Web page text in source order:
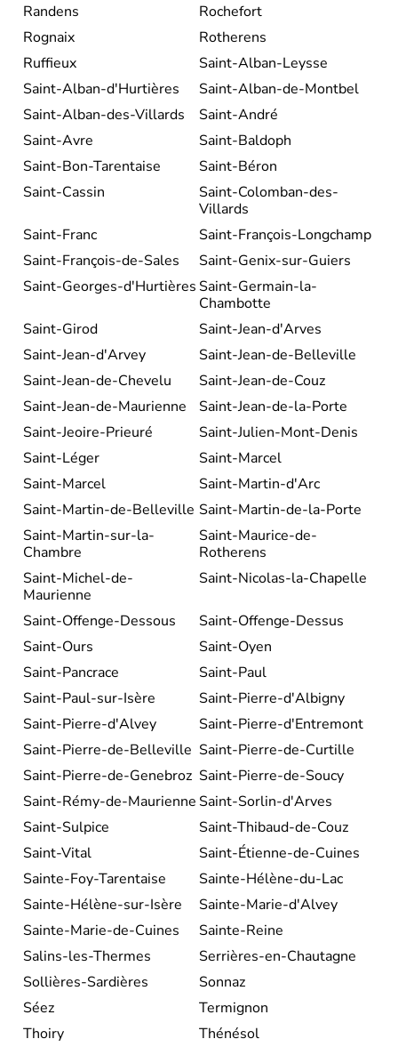
Randens
Rochefort
Rognaix
Rotherens
Ruffieux
Saint-Alban-Leysse
Saint-Alban-d'Hurtières
Saint-Alban-de-Montbel
Saint-Alban-des-Villards
Saint-André
Saint-Avre
Saint-Baldoph
Saint-Bon-Tarentaise
Saint-Béron
Saint-Cassin
Saint-Colomban-des-
Villards
Saint-Franc
Saint-François-Longchamp
Saint-François-de-Sales
Saint-Genix-sur-Guiers
Saint-Georges-d'Hurtières Saint-Germain-la-
Chambotte
Saint-Girod
Saint-Jean-d'Arves
Saint-Jean-d'Arvey
Saint-Jean-de-Belleville
Saint-Jean-de-Chevelu
Saint-Jean-de-Couz
Saint-Jean-de-Maurienne
Saint-Jean-de-la-Porte
Saint-Jeoire-Prieuré
Saint-Julien-Mont-Denis
Saint-Léger
Saint-Marcel
Saint-Marcel
Saint-Martin-d'Arc
Saint-Martin-de-Belleville Saint-Martin-de-la-Porte
Saint-Martin-sur-la-
Chambre
Saint-Maurice-de-
Rotherens
Saint-Michel-de-
Maurienne
Saint-Nicolas-la-Chapelle
Saint-Offenge-Dessous
Saint-Offenge-Dessus
Saint-Ours
Saint-Oyen
Saint-Pancrace
Saint-Paul
Saint-Paul-sur-Isère
Saint-Pierre-d'Albigny
Saint-Pierre-d'Alvey
Saint-Pierre-d'Entremont
Saint-Pierre-de-Belleville Saint-Pierre-de-Curtille
Saint-Pierre-de-Genebroz Saint-Pierre-de-Soucy
Saint-Rémy-de-Maurienne Saint-Sorlin-d'Arves
Saint-Sulpice
Saint-Thibaud-de-Couz
Saint-Vital
Saint-Étienne-de-Cuines
Sainte-Foy-Tarentaise
Sainte-Hélène-du-Lac
Sainte-Hélène-sur-Isère
Sainte-Marie-d'Alvey
Sainte-Marie-de-Cuines
Sainte-Reine
Salins-les-Thermes
Serrières-en-Chautagne
Sollières-Sardières
Sonnaz
Séez
Termignon
Thoiry
Thénésol